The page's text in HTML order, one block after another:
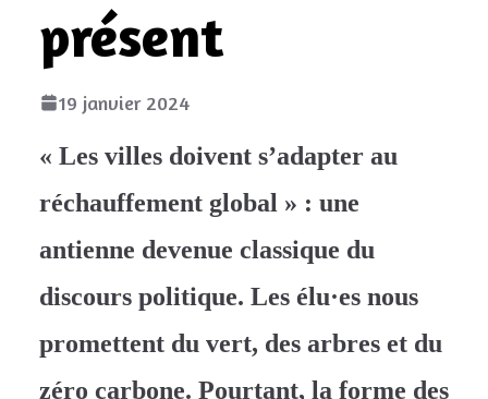
présent
19 janvier 2024
« Les villes doivent s’adapter au
réchauffement global » : une
antienne devenue classique du
discours politique. Les élu·es nous
promettent du vert, des arbres et du
zéro carbone. Pourtant, la forme des